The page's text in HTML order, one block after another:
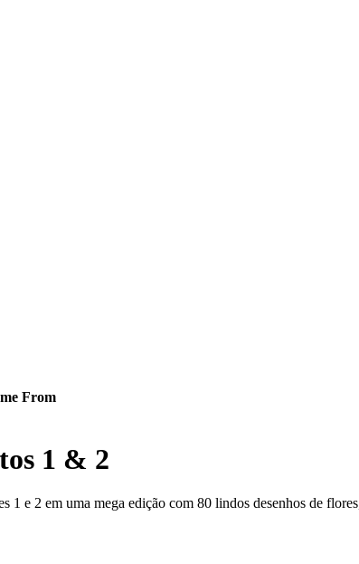
From
1 & 2
e 2 em uma mega edição com 80 lindos desenhos de